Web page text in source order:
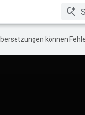
können